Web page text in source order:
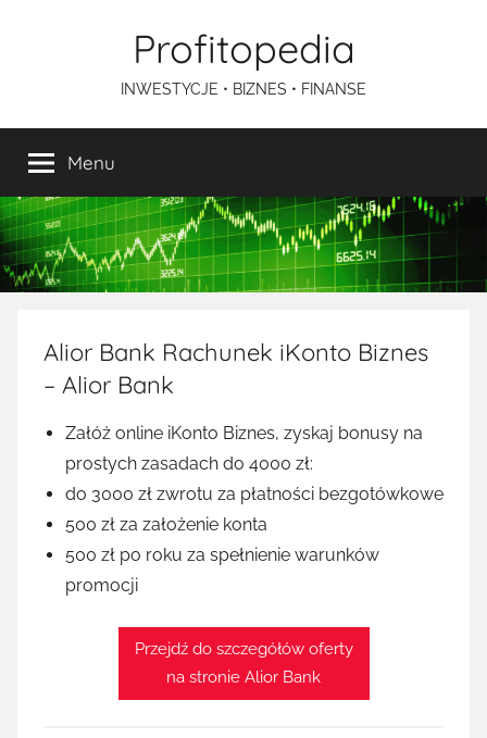
Profitopedia
INWESTYCJE • BIZNES • FINANSE
Menu
Alior Bank Rachunek iKonto Biznes
– Alior Bank
Załóż online iKonto Biznes, zyskaj bonusy na
prostych zasadach do 4000 zł:
do 3000 zł zwrotu za płatności bezgotówkowe
500 zł za założenie konta
500 zł po roku za spełnienie warunków
promocji
Przejdź do szczegółów oferty
na stronie Alior Bank